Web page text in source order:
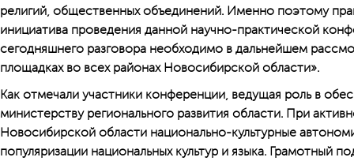
религий, общественных объединений. Именно поэтому
инициатива проведения данной научно-практической
сегодняшнего разговора необходимо в дальнейшем
площадках во всех районах Новосибирской области».
Как отмечали участники конференции, ведущая роль в
министерству регионального развития области. При
Новосибирской области национально-культурные
популяризации национальных культур и языка. Грамотный